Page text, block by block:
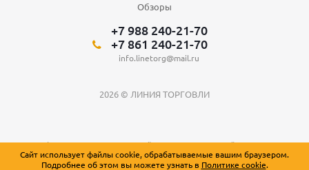
Обзоры
+7 988 240-21-70
+7 861 240-21-70
info.linetorg@mail.ru
2026 © ЛИНИЯ ТОРГОВЛИ
Вся информация о товарах на сайте носит справочный характер и не
является публичной офертой, определяемой положениями Статьи 437
Сайт использует файлы cookie, обрабатываемые вашим браузером.
Подробнее об этом вы можете узнать в Политике cookie.